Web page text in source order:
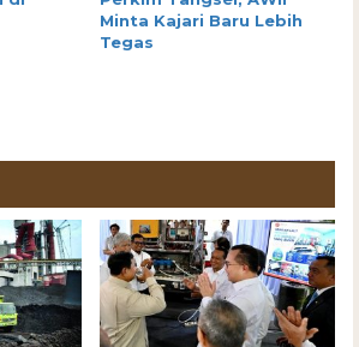
Minta Kajari Baru Lebih
Tegas